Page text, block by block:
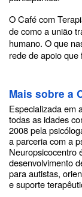
O Café com
de como a união
humano. O que
rede de apoio
Mais sobre a
Especializada em
todas as idades
2008 pela
a parceria com a
Neuropsicocentro
desenvolvimento
para autistas,
e suporte